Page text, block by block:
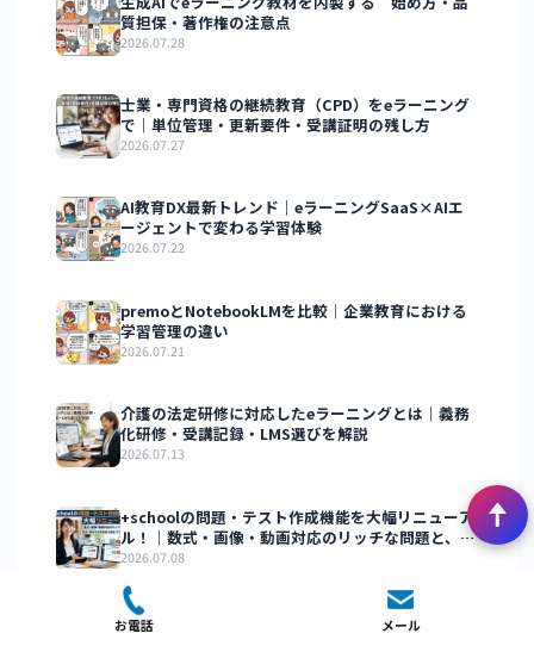
にも対応。
め、長期的な運用にも適しています。
ニングを設計できるでしょう。
まとめ
外国人材の活用が進むなかで、企業には教育品質の向上と
率的な研修運営の両立が求められています。
しかし、言語の壁や教育工数の増加によって、従来の集合
修だけでは十分に対応できないケースも増えつつあるので
す。
多言語対応LMSを活用したeラーニングであれば、受講者
とに適切な学習環境を提供しながら、教育担当者の負担軽